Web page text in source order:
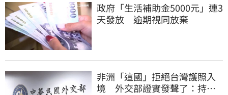
政府「生活補助金5000元」連3
天發放 逾期視同放棄
非洲「這國」拒絕台灣護照入
境 外交部證實發聲了：持續